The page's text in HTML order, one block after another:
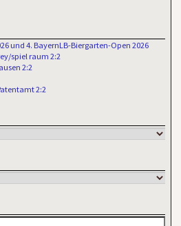
und 4. BayernLB-Biergarten-Open 2026
spiel raum 2:2
2:2
2:2